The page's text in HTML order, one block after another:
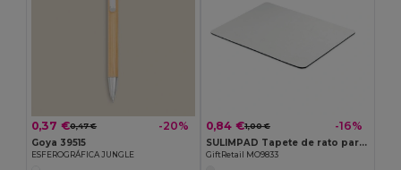
0,37 €0,47 € -20%
Goya 39515
ESFEROGRÁFICA JUNGLE
0,84 €1,00 € -16%
SULIMPAD Tapete de rato para sublimação
GiftRetail MO9833